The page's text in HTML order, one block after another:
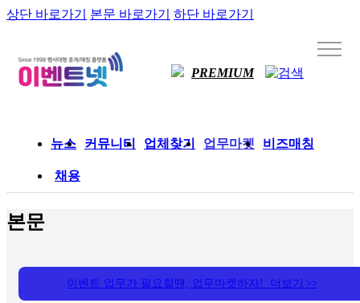
상단 바로가기 본문 바로가기 하단 바로가기
PREMIUM
뉴스 커뮤니티 업체찾기 업무마켓 비즈매칭
채용
본문
이벤트 업무가 필요할땐, 업무마켓하자! 더보기 >>